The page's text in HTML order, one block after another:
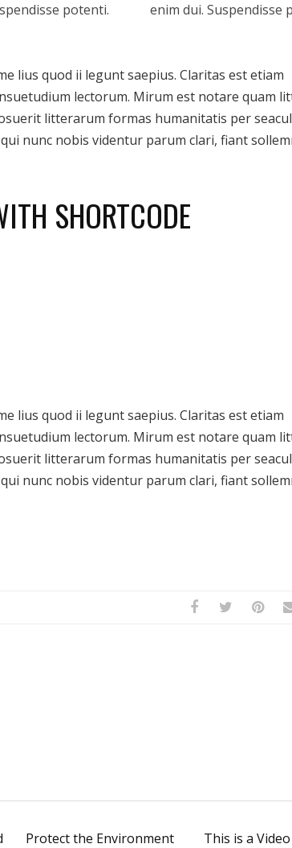
potenti.
enim dui. Suspendisse
lius quod ii legunt saepius. Claritas est etiam
lectorum. Mirum est notare quam
litterarum formas humanitatis per
nunc nobis videntur parum clari, fiant
SHORTCODE
lius quod ii legunt saepius. Claritas est etiam
lectorum. Mirum est notare quam
litterarum formas humanitatis per
nunc nobis videntur parum clari, fiant
Protect the Environment This is a